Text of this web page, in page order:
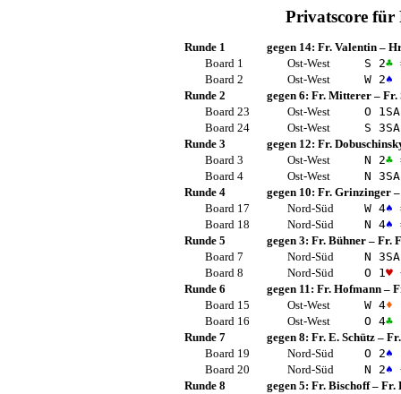
Privatscore für
Runde 1 gegen 14: Fr. Valentin –
Board 1
Ost-West S 2♣
Board 2
Ost-West W 2♠
Runde 2
gegen 6: Fr. Mitterer – Fr.
Board 23
Ost-West O 1SA
Board 24
Ost-West S 3SA
Runde 3
gegen 12: Fr.
Board 3
Ost-West N 2♣
Board 4
Ost-West N 3SA
Runde 4
gegen 10: Fr. Grinzinger
Board 17
Nord-Süd W 4♠
Board 18
Nord-Süd N 4♠
Runde 5
gegen 3: Fr. Bühner – Fr.
Board 7
Nord-Süd N 3SA
Board 8
Nord-Süd O 1♥
Runde 6
gegen 11: Fr. Hofmann –
Board 15
Ost-West W 4♦
Board 16
Ost-West O 4♣
Runde 7
gegen 8: Fr. E. Schütz –
Board 19
Nord-Süd O 2♠
Board 20
Nord-Süd N 2♠
Runde 8
gegen 5: Fr. Bischoff– Fr.